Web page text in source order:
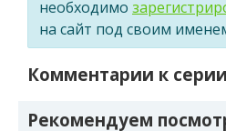
необходимо
на сайт под своим
Комментарии к серии
Рекомендуем